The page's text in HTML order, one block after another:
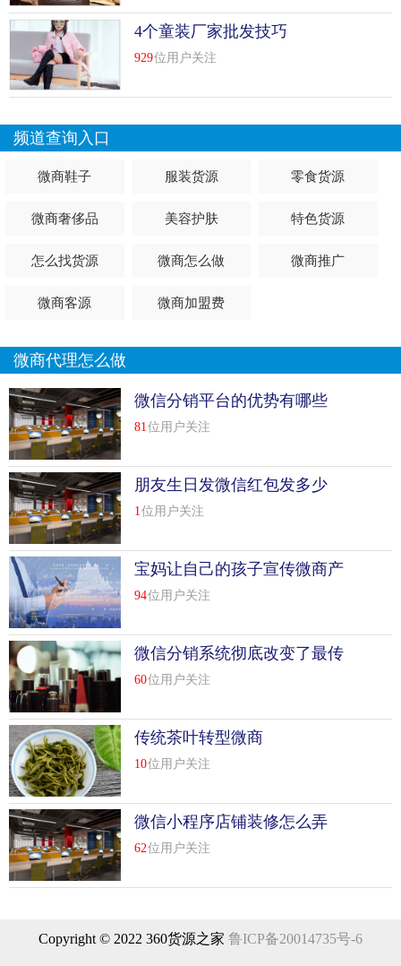
4个童装厂家批发技巧
929位用户关注
频道查询入口
微商鞋子 服装货源 零食货源
微商奢侈品 美容护肤 特色货源
怎么找货源 微商怎么做 微商推广
微商客源 微商加盟费
微商代理怎么做
微信分销平台的优势有哪些
81位用户关注
朋友生日发微信红包发多少
1位用户关注
宝妈让自己的孩子宣传微商产
品
94位用户关注
微信分销系统彻底改变了最传
统的营销模式
60位用户关注
传统茶叶转型微商
10位用户关注
微信小程序店铺装修怎么弄
62位用户关注
Copyright © 2022 360货源之家 鲁ICP备20014735号-6